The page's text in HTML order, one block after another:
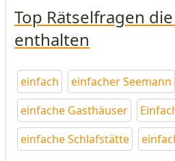
Top Rätselfragen
enthalten
einfach
einfacher Seemann
einfache Gasthäuser
einfache Schlafstätte